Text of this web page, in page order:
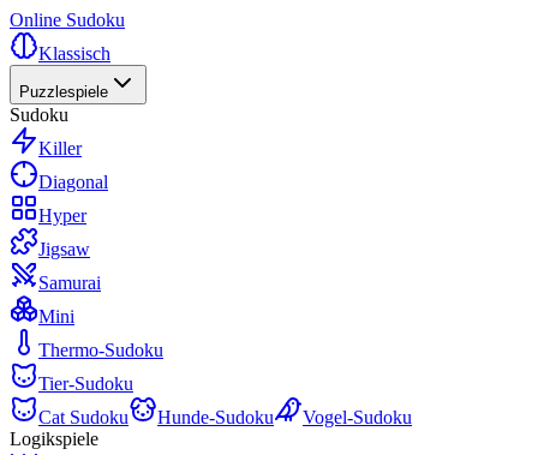
Online Sudoku
Klassisch
Puzzlespiele
Sudoku
Killer
Diagonal
Hyper
Jigsaw
Samurai
Mini
Thermo-Sudoku
Tier-Sudoku
Cat Sudoku
Hunde-Sudoku
Vogel-Sudoku
Logikspiele